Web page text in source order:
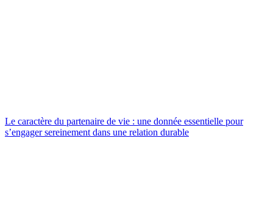
Le caractère du partenaire de vie : une donnée essentielle pour
s’engager sereinement dans une relation durable